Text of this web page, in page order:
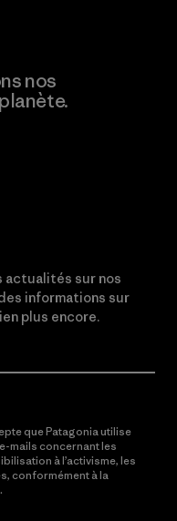
nos
actualités sur nos
informations sur
plus encore.
que Patagonia utilise
mails concernant les
à l’activisme, les
conformément à la